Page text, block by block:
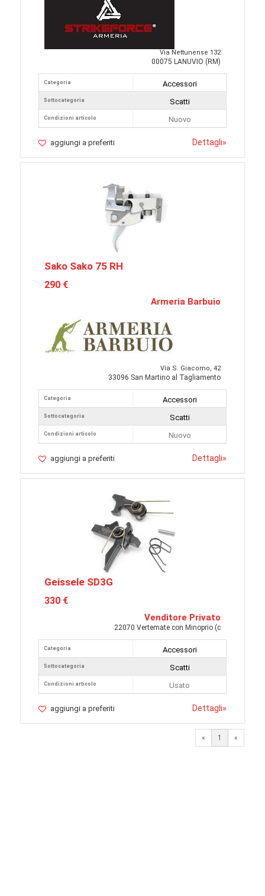
Via Nettunense 132
00075 LANUVIO (RM)
Categoria
Sottocategoria
Condizioni articolo
Accessori
Scatti
Nuovo
aggiungi a preferiti Dettagli»
Sako Sako 75 RH
290 €
Armeria Barbuio
Via S. Giacomo, 42
33096 San Martino al Tagliamento
Categoria
Sottocategoria
Condizioni articolo
Accessori
Scatti
Nuovo
aggiungi a preferiti Dettagli»
Geissele SD3G
330 €
Venditore Privato
22070 Vertemate con Minoprio (c
Categoria
Sottocategoria
Condizioni articolo
Accessori
Scatti
Usato
aggiungi a preferiti Dettagli»
« 1 «